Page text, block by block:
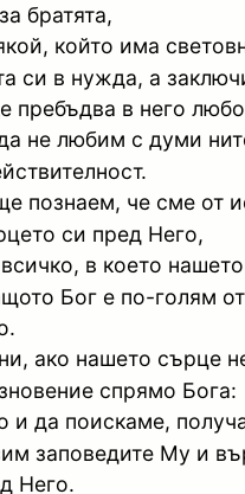
братята,
който има
си в нужда, а
пребъдва в него
не любим с думи
познаем, че сме от
си пред Него,
в което
Бог е по-голям
ако нашето сърце
спрямо Бога:
и да поискаме,
заповедите Му и
Него.